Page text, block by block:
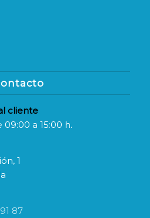
cliente
a 15:00 h.
1
87